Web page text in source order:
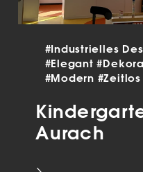
#Industrielles
#Elegant
#Modern #Zeitlos
Aurach